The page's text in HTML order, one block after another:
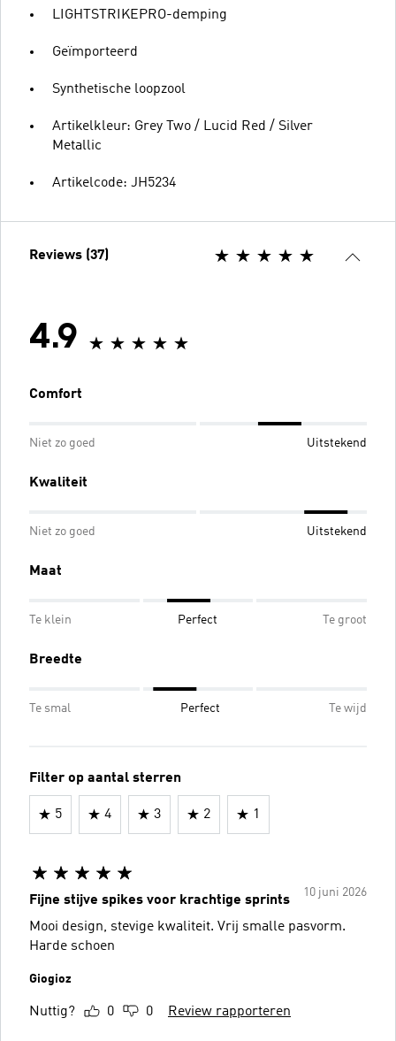
LIGHTSTRIKEPRO-demping
Geïmporteerd
Synthetische loopzool
Artikelkleur: Grey Two / Lucid Red / Silver
Metallic
Artikelcode: JH5234
Reviews (37)
4.9
Comfort
Niet zo goed Uitstekend
Kwaliteit
Niet zo goed Uitstekend
Maat
Te klein Perfect Te groot
Breedte
Te smal Perfect Te wijd
Filter op aantal sterren
5 4 3 2 1
10 juni 2026
Fijne stijve spikes voor krachtige sprints
Mooi design, stevige kwaliteit. Vrij smalle pasvorm.
Harde schoen
Giogioz
Nuttig? 0 0 Review rapporteren